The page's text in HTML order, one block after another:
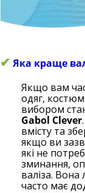
✔ Яка краще
Якщо вам
одяг,
вибором
Gabol Clever
вмісту та
якщо ви
які не
зминання,
валіза. Вона
часто має